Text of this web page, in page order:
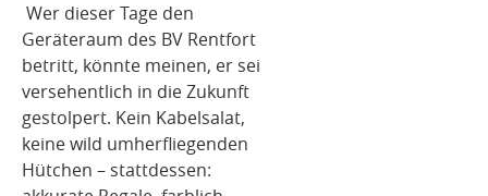
Wer dieser Tage den
Geräteraum des BV Rentfort
betritt, könnte meinen, er sei
versehentlich in die Zukunft
gestolpert. Kein Kabelsalat,
keine wild umherfliegenden
Hütchen – stattdessen: